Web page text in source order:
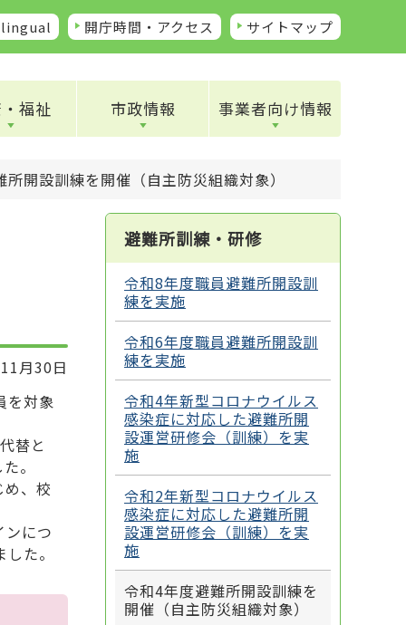
開庁時間・アクセス サイトマップ
福祉 市政情報 事業者向け情報
開設訓練を開催（自主防災組織対象）
月30日
を対象
替と
。
、校
につ
た。
避難所訓練・研修
令和8年度職員避難所開設訓
練を実施
令和6年度職員避難所開設訓
練を実施
令和4年新型コロナウイルス
感染症に対応した避難所開
設運営研修会（訓練）を実
施
令和2年新型コロナウイルス
感染症に対応した避難所開
設運営研修会（訓練）を実
施
令和4年度避難所開設訓練を
開催（自主防災組織対象）